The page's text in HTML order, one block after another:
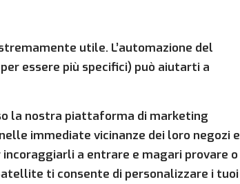
utile. L’automazione del
essere più specifici) può aiutarti a
la nostra piattaforma di marketing
immediate vicinanze dei loro negozi e
a entrare e magari provare o
ti consente di personalizzare i tuoi